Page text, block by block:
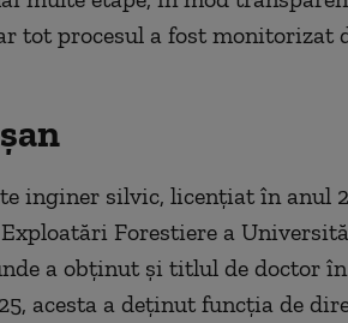
tot procesul a fost monitorizat
inginer silvic, licenţiat în anul
Forestiere a
a obţinut şi titlul de doctor
acesta a deţinut funcţia de